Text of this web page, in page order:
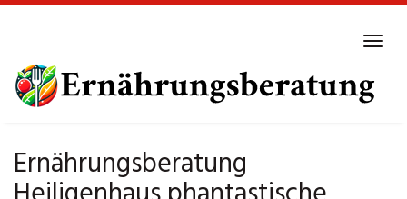
main
content
Ernährungsberatung